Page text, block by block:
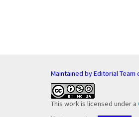
Maintained by Editorial Team
This work is licensed under a